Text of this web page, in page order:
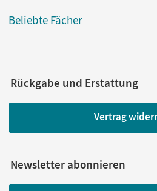
Beliebte Fächer
Rückgabe und Erstattung
Vertrag
Newsletter abonnieren